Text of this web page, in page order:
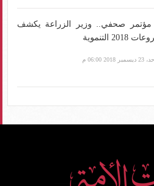
صحفي.. وزير الزراعة يكشف
2018 التنموية
2018 06:00 م